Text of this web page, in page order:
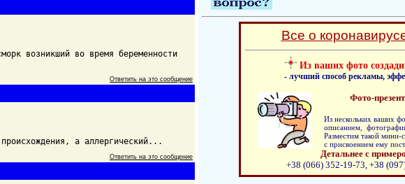
возникший во время беременности
Ответить на это сообщение
а аллергический...
Ответить на это сообщение
Все о
Из ваших фото
- лучший способ рекламы,
Фото-
Из нескольких ваших
описанием,
Разместим такой мини-
с присвоением ему
Детальнее с
+38 (066) 352-19-73, +38